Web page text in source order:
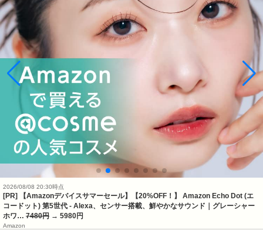
2026/08/08 20:30時点
[PR] 【Amazonデバイスサマーセール】【20%OFF！】 Amazon Echo Dot (エ
コードット) 第5世代 - Alexa、センサー搭載、鮮やかなサウンド｜グレーシャー
ホワ… 7480円 → 5980円
Amazon